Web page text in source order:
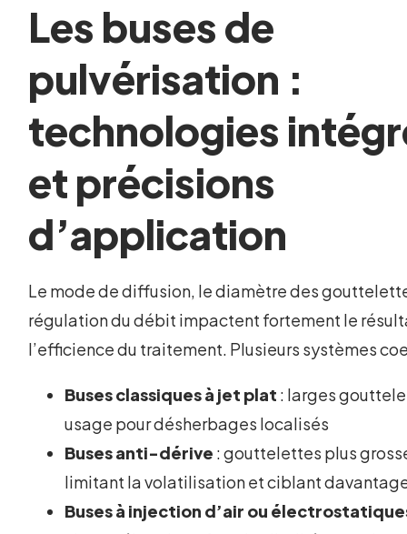
Les buses de
pulvérisation :
technologies
et précisions
d’application
Le mode de diffusion, le diamètre des
régulation du débit impactent fortement le
l’efficience du traitement. Plusieurs systèmes
Buses classiques à jet plat : larges
usage pour désherbages localisés
Buses anti-dérive : gouttelettes plus
limitant la volatilisation et ciblant
Buses à injection d’air ou